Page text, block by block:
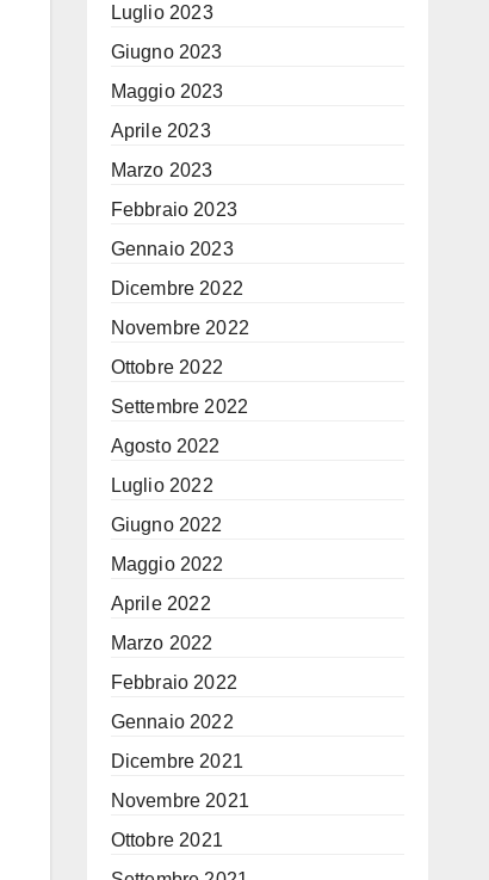
Luglio 2023
Giugno 2023
Maggio 2023
Aprile 2023
Marzo 2023
Febbraio 2023
Gennaio 2023
Dicembre 2022
Novembre 2022
Ottobre 2022
Settembre 2022
Agosto 2022
Luglio 2022
Giugno 2022
Maggio 2022
Aprile 2022
Marzo 2022
Febbraio 2022
Gennaio 2022
Dicembre 2021
Novembre 2021
Ottobre 2021